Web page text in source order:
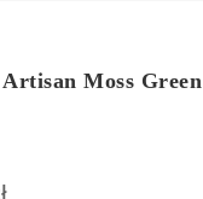
Moss Green